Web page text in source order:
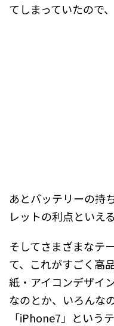
てしまっていたので
あとバッテリーの持
レットの利点といえ
そしてさまざまなテ
て、これがすごく高
紙・アイコンデザイ
なのとか、いろんな
「iPhone7」という